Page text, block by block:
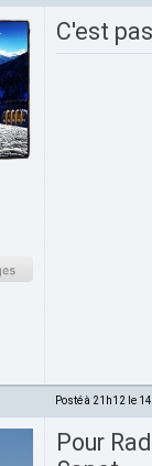
C'est
Posté à 21h12 le
Pour